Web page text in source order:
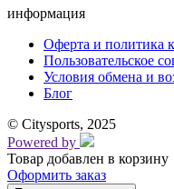
информация
Оферта и политика
Пользовательское
Условия обмена и
Блог
© Citysports, 2025
Powered by
Товар добавлен в корзину
Оформить заказ